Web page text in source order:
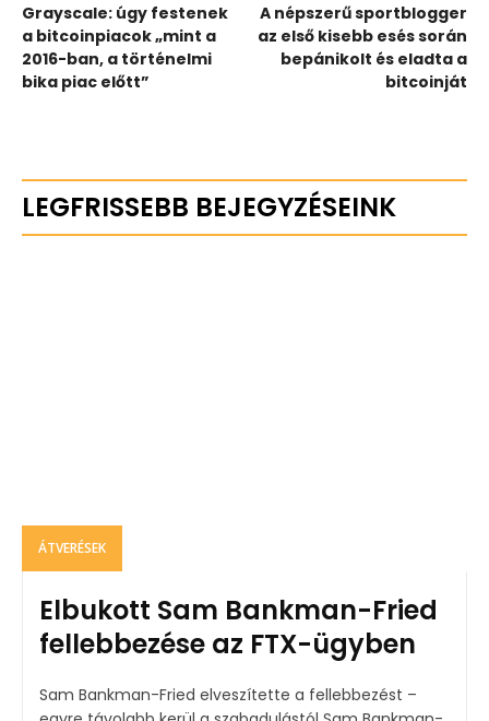
Grayscale: úgy festenek
a bitcoinpiacok „mint a
2016-ban, a történelmi
bika piac előtt”
A népszerű sportblogger
az első kisebb esés során
bepánikolt és eladta a
bitcoinját
LEGFRISSEBB BEJEGYZÉSEINK
ÁTVERÉSEK
Elbukott Sam Bankman-Fried
fellebbezése az FTX-ügyben
Sam Bankman-Fried elveszítette a fellebbezést –